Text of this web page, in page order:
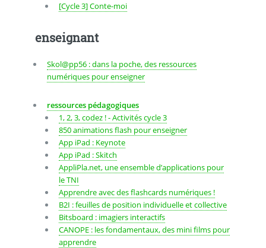
[Cycle 3] Conte-moi
enseignant
Skol@pp56 : dans la poche, des ressources
numériques pour enseigner
ressources pédagogiques
1, 2, 3, codez ! - Activités cycle 3
850 animations flash pour enseigner
App iPad : Keynote
App iPad : Skitch
AppliPla.net, une ensemble d’applications pour
le TNI
Apprendre avec des flashcards numériques !
B2I : feuilles de position individuelle et collective
Bitsboard : imagiers interactifs
CANOPE : les fondamentaux, des mini films pour
apprendre